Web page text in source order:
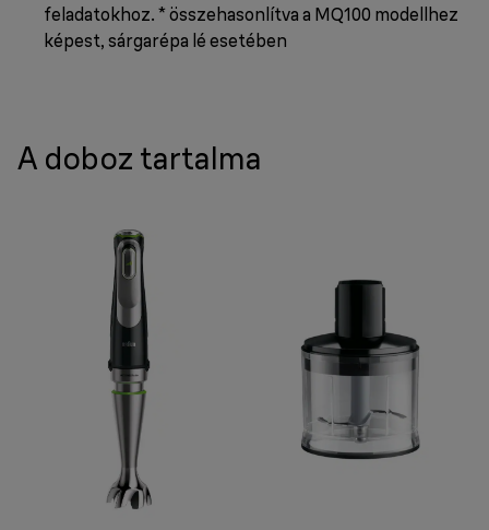
feladatokhoz. * összehasonlítva a MQ100 modellhez
képest, sárgarépa lé esetében
A doboz tartalma